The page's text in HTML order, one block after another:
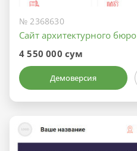
№ 2368630
Сайт архитектурного бюро
4 550 000 сум
Демоверсия